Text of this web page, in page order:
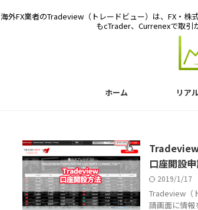
海外FX業者のTradeview（トレードビュー）は、FX・株
もcTrader、Currenexで取引
ホーム リア
Tradeview
口座開設申
2019/1/17
Tradeview（
請画面に情報